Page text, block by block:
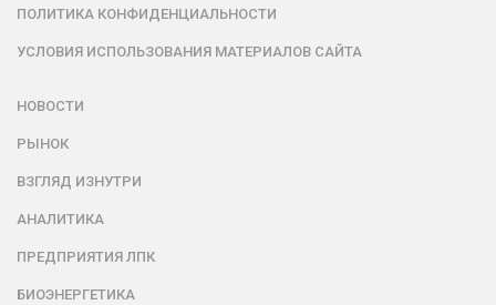
ПОЛИТИКА КОНФИДЕНЦИАЛЬНОСТИ
УСЛОВИЯ ИСПОЛЬЗОВАНИЯ МАТЕРИАЛОВ САЙТА
НОВОСТИ
РЫНОК
ВЗГЛЯД ИЗНУТРИ
АНАЛИТИКА
ПРЕДПРИЯТИЯ ЛПК
БИОЭНЕРГЕТИКА